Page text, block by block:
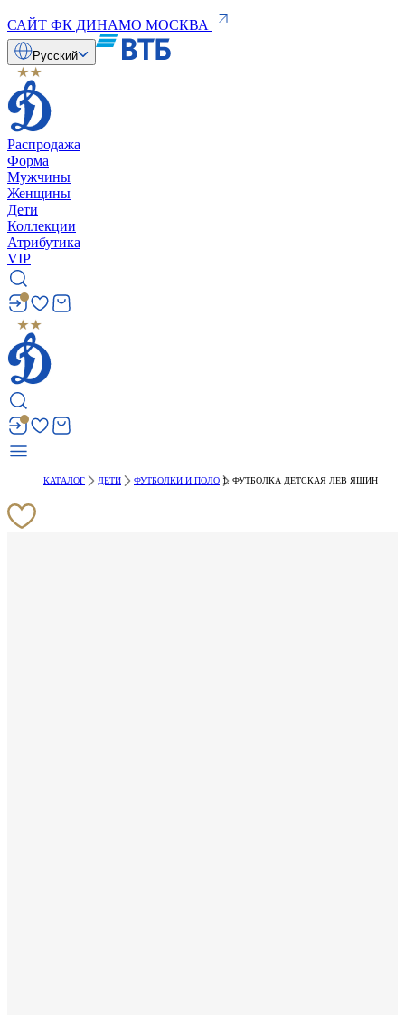
САЙТ ФК ДИНАМО МОСКВА
Русский
Распродажа
Форма
Мужчины
Женщины
Дети
Коллекции
Атрибутика
VIP
КАТАЛОГ ДЕТИ ФУТБОЛКИ И ПОЛО ФУТБОЛКА ДЕТСКАЯ ЛЕВ ЯШИН